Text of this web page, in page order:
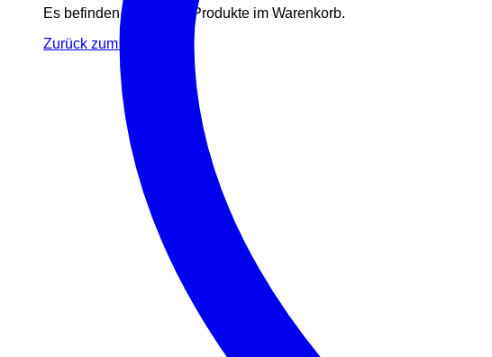
Es befinden sich keine Produkte im Warenkorb.
Zurück zum Shop